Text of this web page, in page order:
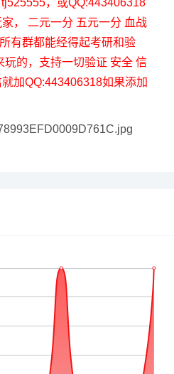
，或QQ:443406318
， 二元一分 五元一分 血战
有群都能经得起考研和验
的，支持一切验证 安全 信
加QQ:443406318如果添加